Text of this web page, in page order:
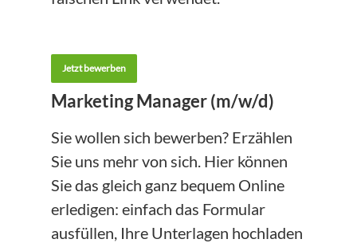
Jetzt bewerben
Marketing Manager (m/w/d)
Sie wollen sich bewerben? Erzählen
Sie uns mehr von sich. Hier können
Sie das gleich ganz bequem Online
erledigen: einfach das Formular
ausfüllen, Ihre Unterlagen hochladen